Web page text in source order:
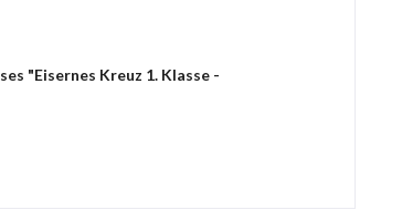
"Eisernes Kreuz 1. Klasse -